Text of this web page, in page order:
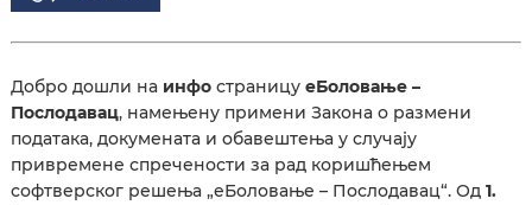
Добро дошли на инфо страницу еБоловање –
Послодавац, намењену примени Закона о размени
података, докумената и обавештења у случају
привремене спречености за рад коришћењем
софтверског решења „еБоловање – Послодавац“. Од 1.